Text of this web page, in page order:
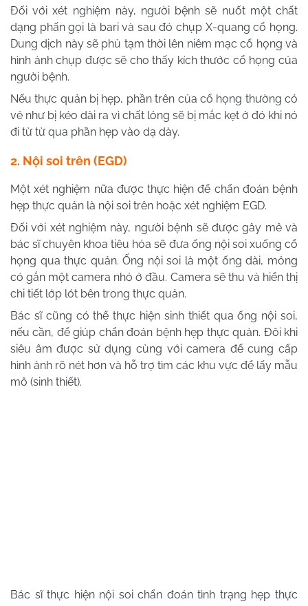
Đối với xét nghiệm này, người bệnh sẽ nuốt một chất
dạng phấn gọi là bari và sau đó chụp X-quang cổ họng.
Dung dịch này sẽ phủ tạm thời lên niêm mạc cổ họng và
hình ảnh chụp được sẽ cho thấy kích thước cổ họng của
người bệnh.
Nếu thực quản bị hẹp, phần trên của cổ họng thường có
vẻ như bị kéo dài ra vì chất lỏng sẽ bị mắc kẹt ở đó khi nó
đi từ từ qua phần hẹp vào dạ dày.
2. Nội soi trên (EGD)
Một xét nghiệm nữa được thực hiện để chẩn đoán bệnh
hẹp thực quản là nội soi trên hoặc xét nghiệm EGD.
Đối với xét nghiệm này, người bệnh sẽ được gây mê và
bác sĩ chuyên khoa tiêu hóa sẽ đưa ống nội soi xuống cổ
họng qua thực quản. Ống nội soi là một ống dài, mỏng
có gắn một camera nhỏ ở đầu. Camera sẽ thu và hiển thị
chi tiết lớp lót bên trong thực quản.
Bác sĩ cũng có thể thực hiện sinh thiết qua ống nội soi,
nếu cần, để giúp chẩn đoán bệnh hẹp thực quản. Đôi khi
siêu âm được sử dụng cùng với camera để cung cấp
hình ảnh rõ nét hơn và hỗ trợ tìm các khu vực để lấy mẫu
mô (sinh thiết).
Bác sĩ thực hiện nội soi chẩn đoán tình trạng hẹp thực